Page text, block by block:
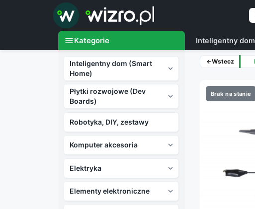
menuKategorie Inteligentny
Inteligentny dom (Smart
Home)

Płytki rozwojowe (Dev
Boards)

Robotyka, DIY, zestawy
Komputer akcesoria 
Elektryka 
Elementy elektroniczne 
←Wstecz
Brak na stanie